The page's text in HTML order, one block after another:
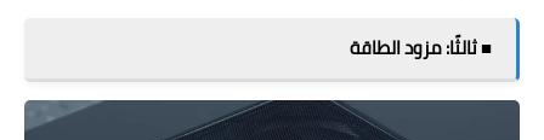
■ ثالثًا: مزود الطاقة